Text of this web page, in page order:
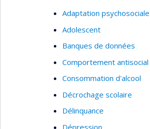
Adaptation psychosociale
Adolescent
Banques de données
Comportement antisocial
Consommation d'alcool
Décrochage scolaire
Délinquance
Dépression